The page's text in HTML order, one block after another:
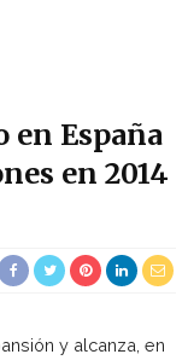
en España
en 2014
y alcanza, en